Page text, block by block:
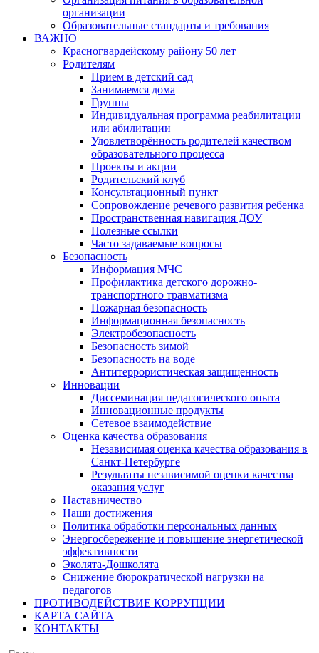
организации
Образовательные стандарты и требования
ВАЖНО
Красногвардейскому району 50 лет
Родителям
Прием в детский сад
Занимаемся дома
Группы
Индивидуальная программа реабилитации
или абилитации
Удовлетворённость родителей качеством
образовательного процесса
Проекты и акции
Родительский клуб
Консультационный пункт
Сопровождение речевого развития ребенка
Пространственная навигация ДОУ
Полезные ссылки
Часто задаваемые вопросы
Безопасность
Информация МЧС
Профилактика детского дорожно-
транспортного травматизма
Пожарная безопасность
Информационная безопасность
Электробезопасность
Безопасность зимой
Безопасность на воде
Антитеррористическая защищенность
Инновации
Диссеминация педагогического опыта
Инновационные продукты
Сетевое взаимодействие
Оценка качества образования
Независимая оценка качества образования в
Санкт-Петербурге
Результаты независимой оценки качества
оказания услуг
Наставничество
Наши достижения
Политика обработки персональных данных
Энергосбережение и повышение энергетической
эффективности
Эколята-Дошколята
Снижение бюрократической нагрузки на
педагогов
ПРОТИВОДЕЙСТВИЕ КОРРУПЦИИ
КАРТА САЙТА
КОНТАКТЫ